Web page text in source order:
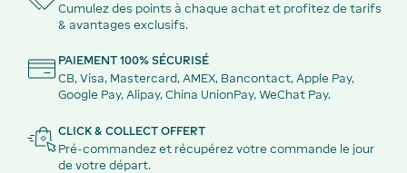
Cumulez des points à chaque achat et profitez de tarifs
& avantages exclusifs.
PAIEMENT 100% SÉCURISÉ
CB, Visa, Mastercard, AMEX, Bancontact, Apple Pay,
Google Pay, Alipay, China UnionPay, WeChat Pay.
CLICK & COLLECT OFFERT
Pré-commandez et récupérez votre commande le jour
de votre départ.